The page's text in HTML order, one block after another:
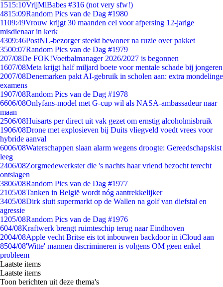
1515:10VrijMiBabes #316 (not very sfw!)
4815:09Random Pics van de Dag #1980
1109:49Vrouw krijgt 30 maanden cel voor afpersing 12-jarige
misdienaar in kerk
4309:46PostNL-bezorger steekt bewoner na ruzie over pakket
3500:07Random Pics van de Dag #1979
207/08De FOK!Voetbalmanager 2026/2027 is begonnen
1607/08Meta krijgt half miljard boete voor mentale schade bij jongeren
2007/08Denemarken pakt AI-gebruik in scholen aan: extra mondelinge
examens
1907/08Random Pics van de Dag #1978
6606/08Onlyfans-model met G-cup wil als NASA-ambassadeur naar
maan
2506/08Huisarts per direct uit vak gezet om ernstig alcoholmisbruik
1906/08Drone met explosieven bij Duits vliegveld voedt vrees voor
hybride aanval
6006/08Waterschappen slaan alarm wegens droogte: Gereedschapskist
leeg
2406/08Zorgmedewerkster die 's nachts haar vriend bezocht terecht
ontslagen
3806/08Random Pics van de Dag #1977
2105/08Tanken in België wordt nóg aantrekkelijker
3405/08Dirk sluit supermarkt op de Wallen na golf van diefstal en
agressie
1205/08Random Pics van de Dag #1976
604/08Kraftwerk brengt ruimteschip terug naar Eindhoven
2004/08Apple vecht Britse eis tot inbouwen backdoor in iCloud aan
8504/08'Witte' mannen discrimineren is volgens OM geen enkel
probleem
Laatste items
Laatste items
Toon berichten uit deze thema's